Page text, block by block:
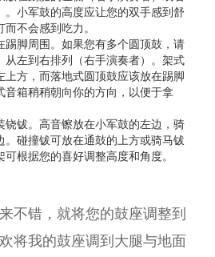
。小军鼓的高度应让您的双手感到舒
不会感到吃力。
踢脚周围。如果您有多个圆顶鼓，请
从左到右排列（右手演奏者）。架式
上方，而落地式圆顶鼓应该放在踢脚
音箱稍稍朝向你的方向，以便于拿
铙钹。高音镲放在小军鼓的左边，骑
。碰撞钹可放在通鼓的上方或骑马钹
根据您的喜好调整高度和角度。
不错，就将您的鼓座调整到
将我的鼓座调到大腿与地面